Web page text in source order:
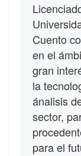
Cuento
en el
gran
la
ánalisis
sector,
para el